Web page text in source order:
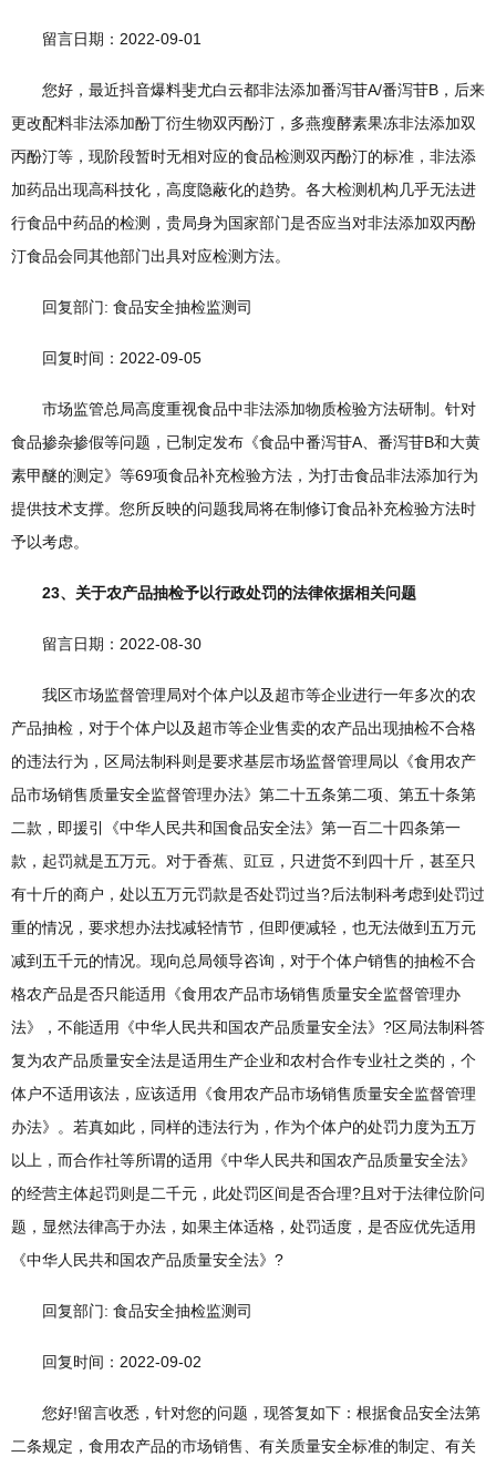
留言日期：2022-09-01
您好，最近抖音爆料斐尤白云都非法添加番泻苷A/番泻苷B，后来
更改配料非法添加酚丁衍生物双丙酚汀，多燕瘦酵素果冻非法添加双
丙酚汀等，现阶段暂时无相对应的食品检测双丙酚汀的标准，非法添
加药品出现高科技化，高度隐蔽化的趋势。各大检测机构几乎无法进
行食品中药品的检测，贵局身为国家部门是否应当对非法添加双丙酚
汀食品会同其他部门出具对应检测方法。
回复部门: 食品安全抽检监测司
回复时间：2022-09-05
市场监管总局高度重视食品中非法添加物质检验方法研制。针对
食品掺杂掺假等问题，已制定发布《食品中番泻苷A、番泻苷B和大黄
素甲醚的测定》等69项食品补充检验方法，为打击食品非法添加行为
提供技术支撑。您所反映的问题我局将在制修订食品补充检验方法时
予以考虑。
23、关于农产品抽检予以行政处罚的法律依据相关问题
留言日期：2022-08-30
我区市场监督管理局对个体户以及超市等企业进行一年多次的农
产品抽检，对于个体户以及超市等企业售卖的农产品出现抽检不合格
的违法行为，区局法制科则是要求基层市场监督管理局以《食用农产
品市场销售质量安全监督管理办法》第二十五条第二项、第五十条第
二款，即援引《中华人民共和国食品安全法》第一百二十四条第一
款，起罚就是五万元。对于香蕉、豇豆，只进货不到四十斤，甚至只
有十斤的商户，处以五万元罚款是否处罚过当?后法制科考虑到处罚过
重的情况，要求想办法找减轻情节，但即便减轻，也无法做到五万元
减到五千元的情况。现向总局领导咨询，对于个体户销售的抽检不合
格农产品是否只能适用《食用农产品市场销售质量安全监督管理办
法》，不能适用《中华人民共和国农产品质量安全法》?区局法制科答
复为农产品质量安全法是适用生产企业和农村合作专业社之类的，个
体户不适用该法，应该适用《食用农产品市场销售质量安全监督管理
办法》。若真如此，同样的违法行为，作为个体户的处罚力度为五万
以上，而合作社等所谓的适用《中华人民共和国农产品质量安全法》
的经营主体起罚则是二千元，此处罚区间是否合理?且对于法律位阶问
题，显然法律高于办法，如果主体适格，处罚适度，是否应优先适用
《中华人民共和国农产品质量安全法》?
回复部门: 食品安全抽检监测司
回复时间：2022-09-02
您好!留言收悉，针对您的问题，现答复如下：根据食品安全法第
二条规定，食用农产品的市场销售、有关质量安全标准的制定、有关